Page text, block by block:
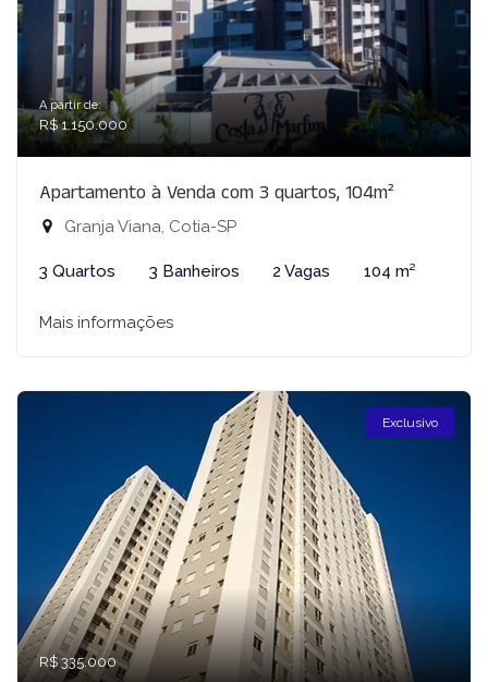
A partir de:
R$ 1.150.000
Apartamento à Venda com 3 quartos, 104m²
Granja Viana, Cotia-SP
3 Quartos 3 Banheiros 2 Vagas 104 m²
Mais informações
Exclusivo
R$ 335.000